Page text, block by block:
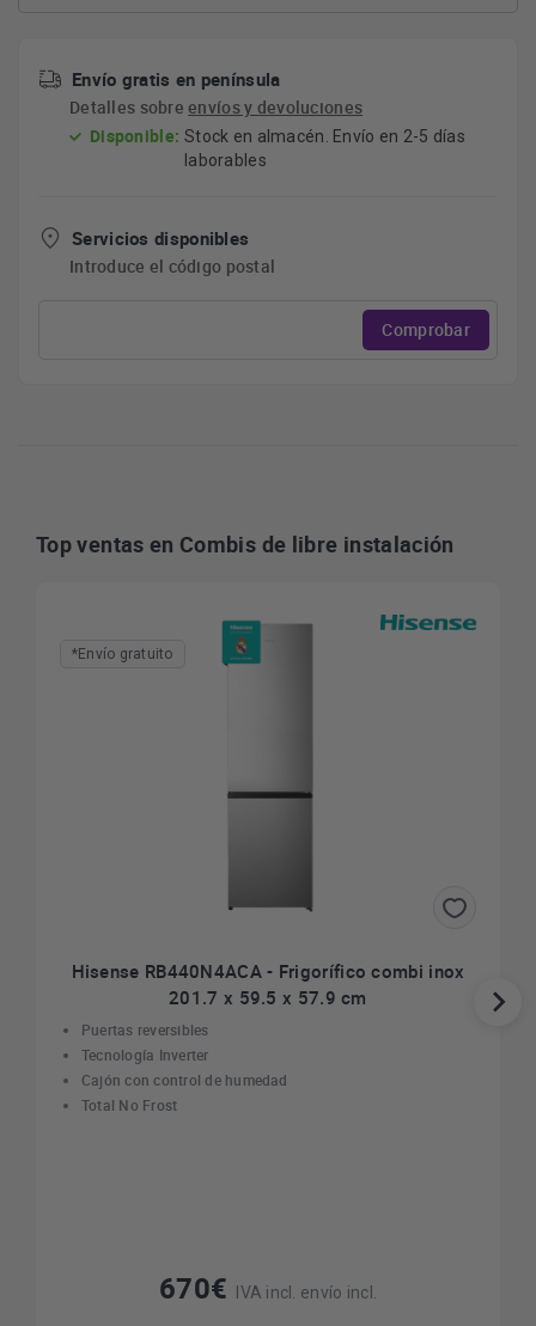
Envío gratis en península
Detalles sobreenvíos y devoluciones
Disponible: Stock en almacén. Envío en 2-5 días
laborables
Servicios disponibles
Introduce el código postal
Comprobar
Top ventas en Combis de libre instalación
*Envío gratuito
Hisense RB440N4ACA - Frigorífico combi inox
201.7 x 59.5 x 57.9 cm
Puertas reversibles
Tecnología Inverter
Cajón con control de humedad
Total No Frost
670€ IVA incl. envío incl.